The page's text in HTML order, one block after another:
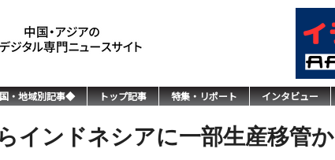
・地域別記事◆ トップ記事 特集・リポート インタビュー
インドネシアに一部生産移管か